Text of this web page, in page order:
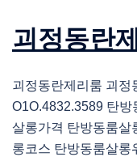
괴정동란
괴정동란제리룸 괴정
O1O.4832.3589 탄
살롱가격 탄방동룸살
롱코스 탄방동룸살롱